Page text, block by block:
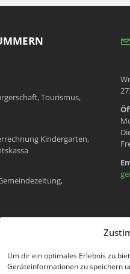
Um dir ein optimales Erlebnis zu
Geräteinformationen zu speichern
Tourismus,
Kindergarten,
Meldeamt,